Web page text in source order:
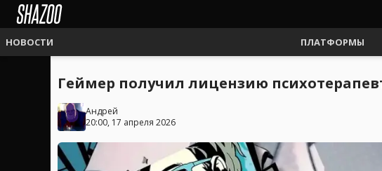
НОВОСТИ ПЛАТФОРМЫ
Геймер получил лицензию
Андрей
20:00, 17 апреля 2026